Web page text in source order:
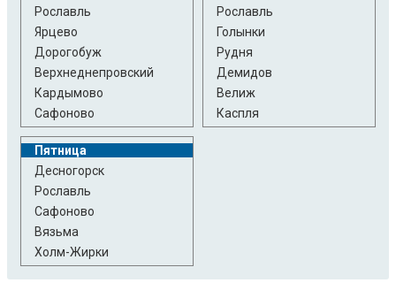
Рославль
Ярцево
Дорогобуж
Верхнеднепровский
Кардымово
Сафоново
Рославль
Голынки
Рудня
Демидов
Велиж
Каспля
Пятница
Десногорск
Рославль
Сафоново
Вязьма
Холм-Жирки